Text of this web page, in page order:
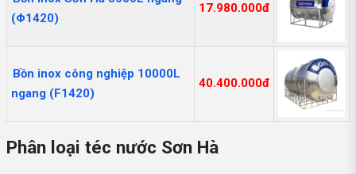
(Φ1420)
17.980.000đ
Bồn inox công nghiệp 10000L
ngang (F1420)
40.400.000đ
Phân loại téc nước Sơn Hà